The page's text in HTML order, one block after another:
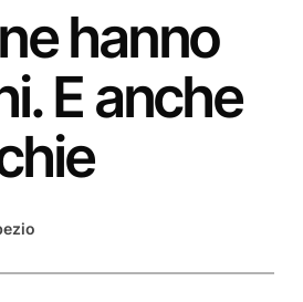
hanno
E anche